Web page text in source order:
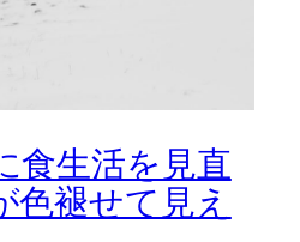
食生活を見直
色褪せて見え